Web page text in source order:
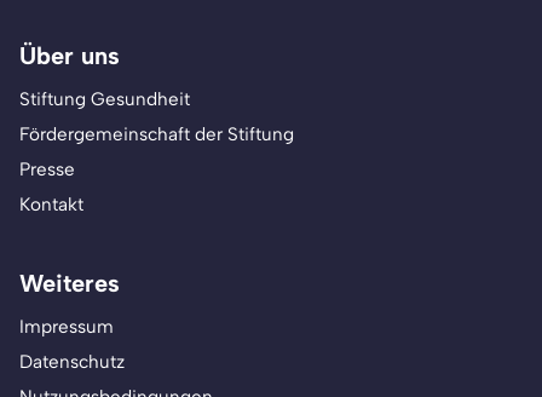
Über uns
Stiftung Gesundheit
Fördergemeinschaft der Stiftung
Presse
Kontakt
Weiteres
Impressum
Datenschutz